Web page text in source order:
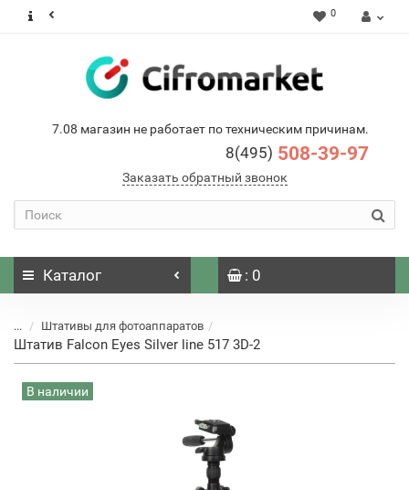
0
7.08 магазин не работает по техническим причинам.
8(495) 508-39-97
Заказать обратный звонок
Каталог : 0
... Штативы для фотоаппаратов
Штатив Falcon Eyes Silver line 517 3D-2
В наличии